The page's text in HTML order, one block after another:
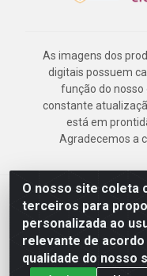
O nosso site coleta
terceiros para
personalizada ao
relevante de
qualidade do nosso
As imagens dos
digitais possuem
função do
constante
está em
Agradecemos a
Deskontão Atacado - Av.
Imbiribeira - Recife/PE -